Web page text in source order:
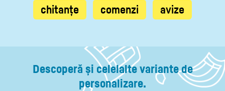
chitanțe
comenzi avize
Descoperă și celelalte variante de
personalizare.